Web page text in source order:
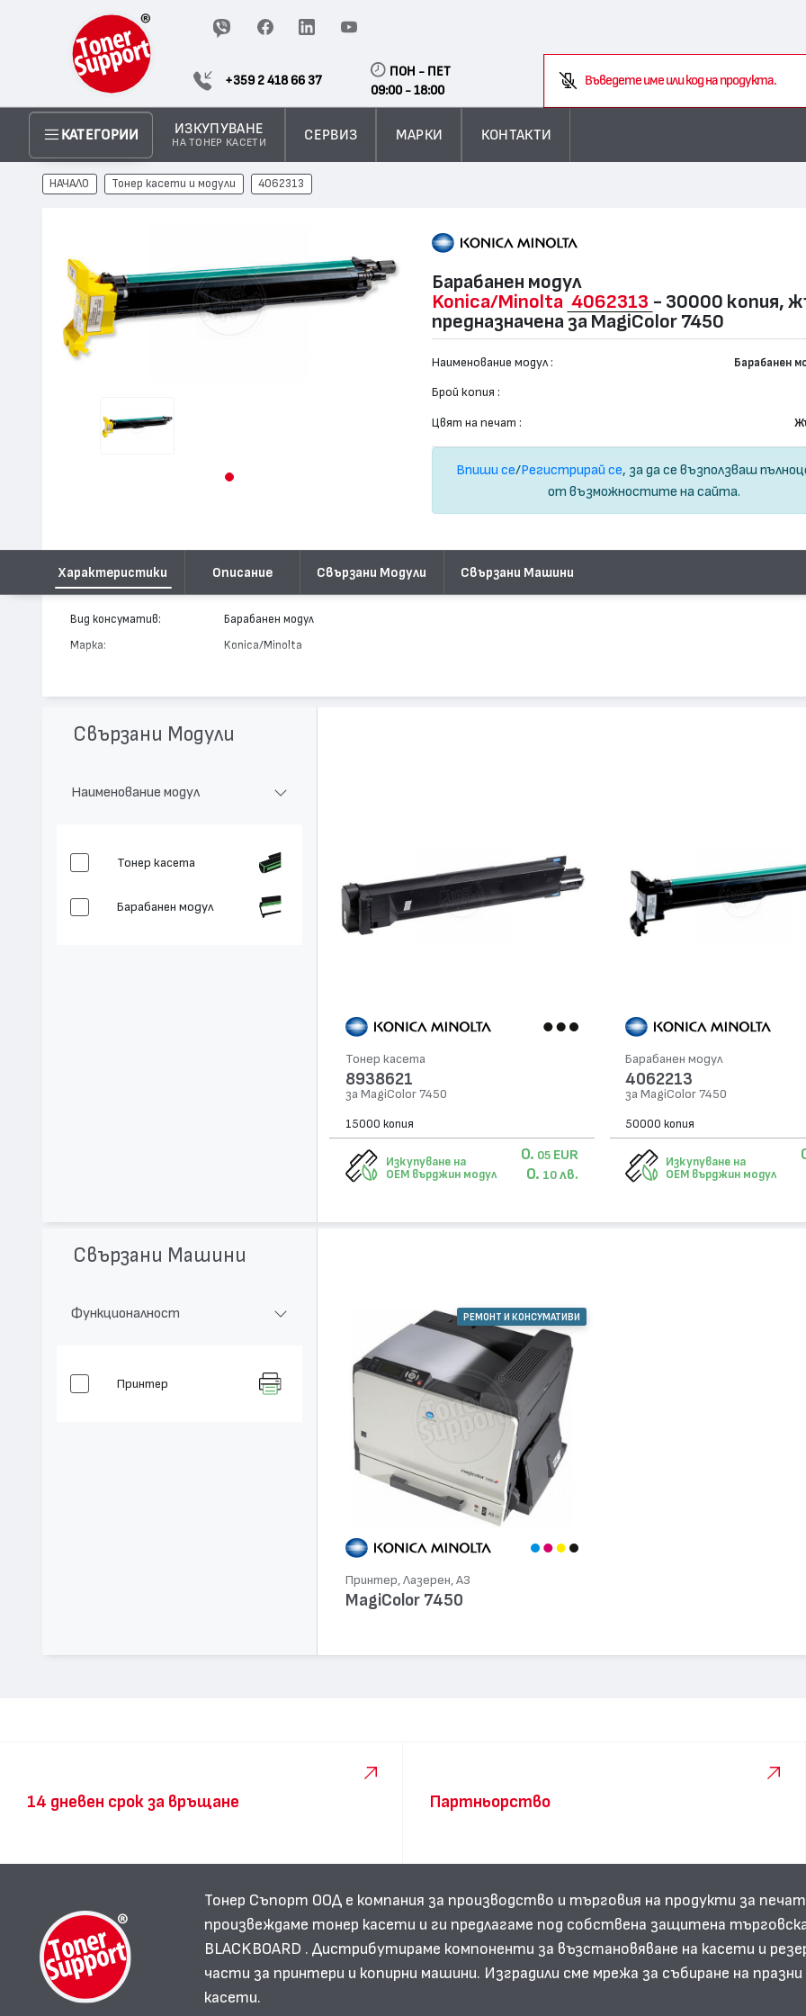
+359 2 418 66 37
ПОН - ПЕТ
09:00 - 18:00
Въведете име или код на продукта.
КАТЕГОРИИ ИЗКУПУВАНЕ
НА ТОНЕР КАСЕТИ
СЕРВИЗ МАРКИ КОНТАКТИ
НАЧАЛО Тонер касети и модули 4062313
Барабанен модул
Konica/Minolta 4062313 - 30000 копия,
предназначена за MagiColor 7450
Наименование модул : Барабанен
Брой копия :
Цвят на печат :
Впиши се/Регистрирай се, за да се възползваш
от възможностите на сайта.
Характеристики Описание Свързани Модули Свързани Машини
Вид консуматив: Барабанен модул
Марка: Konica/Minolta
Цвят: Жълт
Капацитет:
Свързани Модули
Наименование модул
Тонер касета
Барабанен модул
Тонер касета
8938621
за MagiColor 7450
15000 копия
Изкупуване на
OEM върджин модул
0. 05 EUR
0. 10 лв.
Барабанен модул
4062213
за MagiColor 7450
50000 копия
Изкупуване на
OEM върджин модул
Свързани Машини
Функционалност
Принтер
РЕМОНТ И КОНСУМАТИВИ
Принтер, Лазерен, А3
MagiColor 7450
14 дневен срок за връщане Партньорство
Тонер Съпорт ООД е компания за производство и търговия на продукти за
произвеждаме тонер касети и ги предлагаме под собствена защитена
BLACKBOARD . Дистрибутираме компоненти за възстановяване на касети и
части за принтери и копирни машини. Изградили сме мрежа за събиране на
касети.